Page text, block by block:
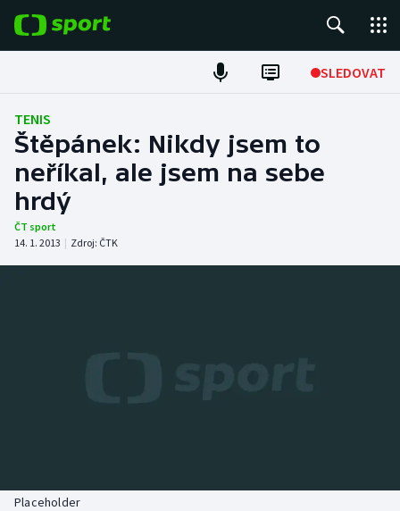
SLEDOVAT
Fotbal
Hokej
Tenis
Atletika
Biatlon
Aplikace ČT sport
TENIS
Štěpánek: Nikdy jsem to
neříkal, ale jsem na sebe
hrdý
ČT sport
14. 1. 2013 | Zdroj: ČTK
Placeholder